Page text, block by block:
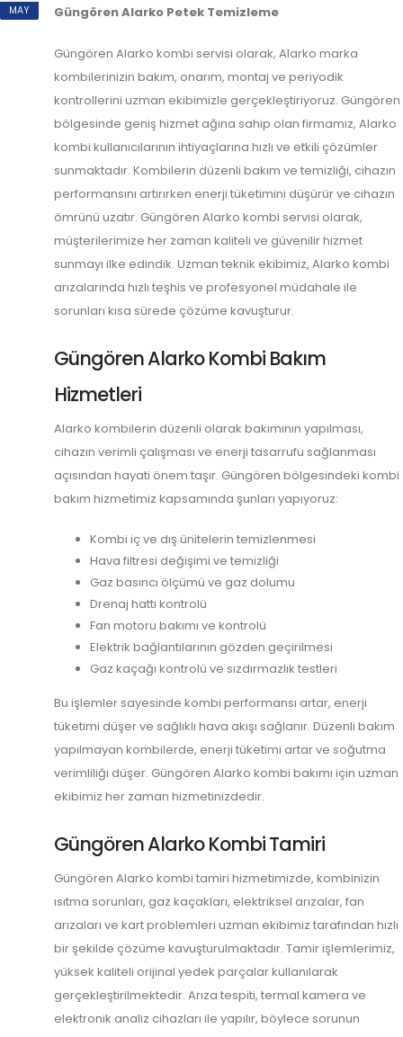
MAY Güngören Alarko Petek Temizleme
Güngören Alarko kombi servisi olarak, Alarko marka
kombilerinizin bakım, onarım, montaj ve periyodik
kontrollerini uzman ekibimizle gerçekleştiriyoruz. Güngören
bölgesinde geniş hizmet ağına sahip olan firmamız, Alarko
kombi kullanıcılarının ihtiyaçlarına hızlı ve etkili çözümler
sunmaktadır. Kombilerin düzenli bakım ve temizliği, cihazın
performansını artırırken enerji tüketimini düşürür ve cihazın
ömrünü uzatır. Güngören Alarko kombi servisi olarak,
müşterilerimize her zaman kaliteli ve güvenilir hizmet
sunmayı ilke edindik. Uzman teknik ekibimiz, Alarko kombi
arızalarında hızlı teşhis ve profesyonel müdahale ile
sorunları kısa sürede çözüme kavuşturur.
Güngören Alarko Kombi Bakım
Hizmetleri
Alarko kombilerin düzenli olarak bakımının yapılması,
cihazın verimli çalışması ve enerji tasarrufu sağlanması
açısından hayati önem taşır. Güngören bölgesindeki kombi
bakım hizmetimiz kapsamında şunları yapıyoruz:
Kombi iç ve dış ünitelerin temizlenmesi
Hava filtresi değişimi ve temizliği
Gaz basıncı ölçümü ve gaz dolumu
Drenaj hattı kontrolü
Fan motoru bakımı ve kontrolü
Elektrik bağlantılarının gözden geçirilmesi
Gaz kaçağı kontrolü ve sızdırmazlık testleri
Bu işlemler sayesinde kombi performansı artar, enerji
tüketimi düşer ve sağlıklı hava akışı sağlanır. Düzenli bakım
yapılmayan kombilerde, enerji tüketimi artar ve soğutma
verimliliği düşer. Güngören Alarko kombi bakımı için uzman
ekibimiz her zaman hizmetinizdedir.
Güngören Alarko Kombi Tamiri
Güngören Alarko kombi tamiri hizmetimizde, kombinizin
ısıtma sorunları, gaz kaçakları, elektriksel arızalar, fan
arızaları ve kart problemleri uzman ekibimiz tarafından hızlı
bir şekilde çözüme kavuşturulmaktadır. Tamir işlemlerimiz,
yüksek kaliteli orijinal yedek parçalar kullanılarak
gerçekleştirilmektedir. Arıza tespiti, termal kamera ve
elektronik analiz cihazları ile yapılır, böylece sorunun